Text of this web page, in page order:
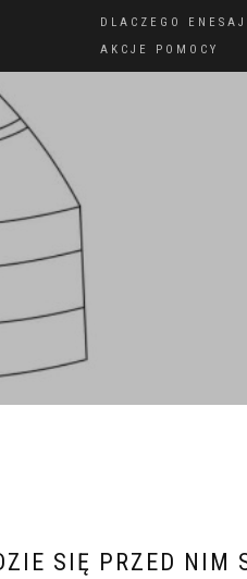
DLACZEGO
AKCJE POMOCY
SIĘ PRZED NIM